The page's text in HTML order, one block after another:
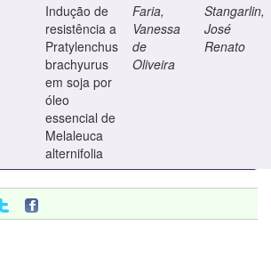
Indução de
resistência a
Pratylenchus
brachyurus
em soja por
óleo
essencial de
Melaleuca
alternifolia
Faria,
Vanessa
de
Oliveira
Stangarlin,
José
Renato